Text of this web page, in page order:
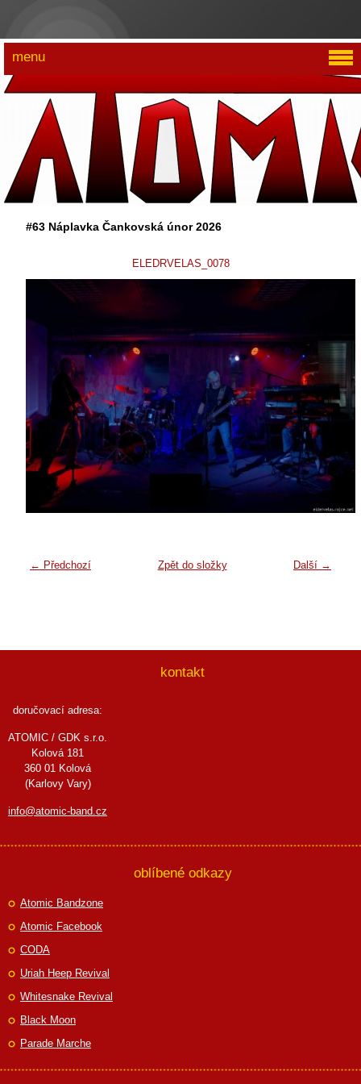
#63 Náplavka Čankovská únor 2026
ELEDRVELAS_0078
← Předchozí Další →
Zpět do složky
menu
kontakt
doručovací adresa:
ATOMIC / GDK s.r.o.
Kolová 181
360 01 Kolová
(Karlovy Vary)
info@atomic-band.cz
oblíbené odkazy
Atomic Bandzone
Atomic Facebook
CODA
Uriah Heep Revival
Whitesnake Revival
Black Moon
Parade Marche